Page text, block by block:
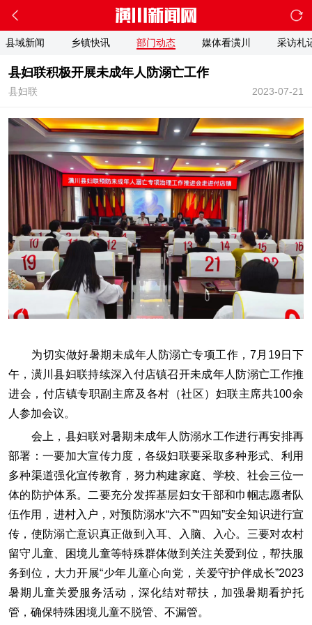
县域新闻 乡镇快讯 部门动态 媒体看潢川 采访札
县妇联积极开展未成年人防溺亡工作
2023-07-21
县妇联
为切实做好暑期未成年人防溺亡专项工作，7月19日下
午，潢川县妇联持续深入付店镇召开未成年人防溺亡工作推
进会，付店镇专职副主席及各村（社区）妇联主席共100余
人参加会议。
会上，县妇联对暑期未成年人防溺水工作进行再安排再
部署：一要加大宣传力度，各级妇联要采取多种形式、利用
多种渠道强化宣传教育，努力构建家庭、学校、社会三位一
体的防护体系。二要充分发挥基层妇女干部和巾帼志愿者队
伍作用，进村入户，对预防溺水“六不”“四知”安全知识进行宣
传，使防溺亡意识真正做到入耳、入脑、入心。三要对农村
留守儿童、困境儿童等特殊群体做到关注关爱到位，帮扶服
务到位，大力开展“少年儿童心向党，关爱守护伴成长”2023
暑期儿童关爱服务活动，深化结对帮扶，加强暑期看护托
管，确保特殊困境儿童不脱管、不漏管。